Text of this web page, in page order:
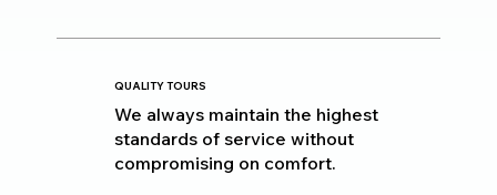
QUALITY TOURS
We always maintain the highest
standards of service without
compromising on comfort.